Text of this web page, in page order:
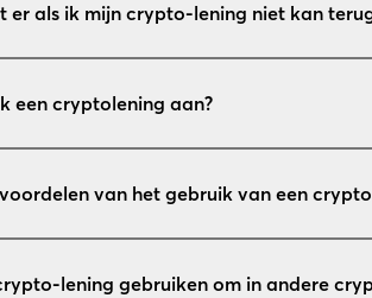
er als ik mijn crypto-lening niet kan
een cryptolening aan?
van het gebruik van een
lening gebruiken om in andere